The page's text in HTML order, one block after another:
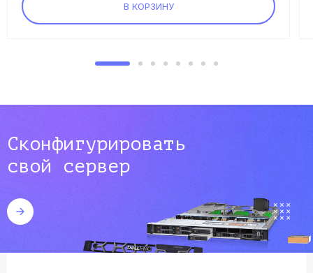
В КОРЗИНУ
Сконфигурировать
свой сервер